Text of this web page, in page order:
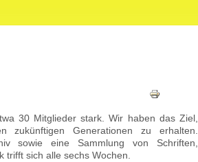
30 Mitglieder stark. Wir haben das Ziel,
zukünftigen Generationen zu erhalten.
sowie eine Sammlung von Schriften,
trifft sich alle sechs Wochen.